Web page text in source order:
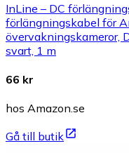
InLine – DC
förlängningskabel för
övervakningskameror,
svart, 1 m
66 kr
hos Amazon.se
Gå till butik